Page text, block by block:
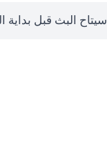
سيتاح البث قبل بداية